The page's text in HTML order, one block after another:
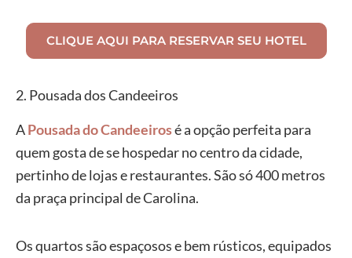
CLIQUE AQUI PARA RESERVAR SEU HOTEL
2. Pousada dos Candeeiros
APousada do Candeeirosé a opção perfeita para
quem gosta de se hospedar no centro da cidade,
pertinho de lojas e restaurantes. São só 400 metros
da praça principal de Carolina.
Os quartos são espaçosos e bem rústicos, equipados